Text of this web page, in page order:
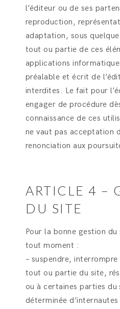
l’éditeur ou de ses
reproduction,
adaptation, sous
tout ou partie de ces
applications
préalable et écrit de
interdites. Le fait pour
engager de procédure
connaissance de ces
ne vaut pas acceptation
renonciation aux
ARTICLE 4 –
DU SITE
Pour la bonne gestion
tout moment :
– suspendre, interrompre
tout ou partie du site,
ou à certaines parties
déterminée d’internautes